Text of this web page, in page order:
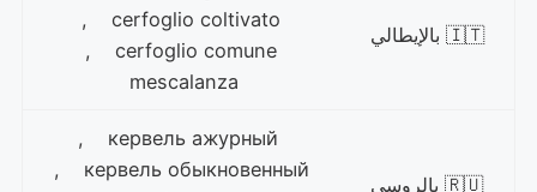
🇮🇹 بالإيطالي
cerfoglio coltivato ,
cerfoglio comune ,
mescalanza
🇷🇺 بالروسي
кервель обыкновенный ,